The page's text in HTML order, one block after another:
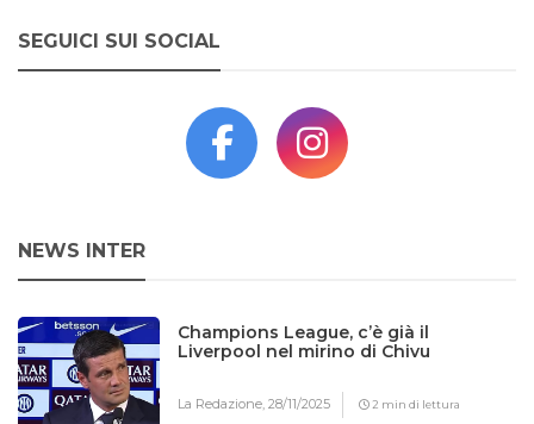
SEGUICI SUI SOCIAL
NEWS INTER
Champions League, c’è già il
Liverpool nel mirino di Chivu
La Redazione,28/11/2025 2 min di lettura